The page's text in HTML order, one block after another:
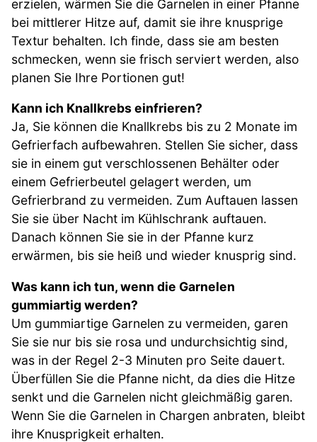
erzielen, wärmen Sie die Garnelen in einer Pfanne
bei mittlerer Hitze auf, damit sie ihre knusprige
Textur behalten. Ich finde, dass sie am besten
schmecken, wenn sie frisch serviert werden, also
planen Sie Ihre Portionen gut!
Kann ich Knallkrebs einfrieren?
Ja, Sie können die Knallkrebs bis zu 2 Monate im
Gefrierfach aufbewahren. Stellen Sie sicher, dass
sie in einem gut verschlossenen Behälter oder
einem Gefrierbeutel gelagert werden, um
Gefrierbrand zu vermeiden. Zum Auftauen lassen
Sie sie über Nacht im Kühlschrank auftauen.
Danach können Sie sie in der Pfanne kurz
erwärmen, bis sie heiß und wieder knusprig sind.
Was kann ich tun, wenn die Garnelen
gummiartig werden?
Um gummiartige Garnelen zu vermeiden, garen
Sie sie nur bis sie rosa und undurchsichtig sind,
was in der Regel 2-3 Minuten pro Seite dauert.
Überfüllen Sie die Pfanne nicht, da dies die Hitze
senkt und die Garnelen nicht gleichmäßig garen.
Wenn Sie die Garnelen in Chargen anbraten, bleibt
ihre Knusprigkeit erhalten.